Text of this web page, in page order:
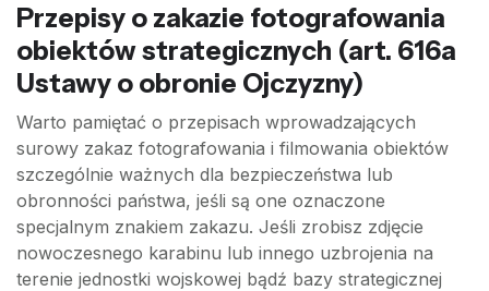
Przepisy o zakazie fotografowania
obiektów strategicznych (art. 616a
Ustawy o obronie Ojczyzny)
Warto pamiętać o przepisach wprowadzających
surowy zakaz fotografowania i filmowania obiektów
szczególnie ważnych dla bezpieczeństwa lub
obronności państwa, jeśli są one oznaczone
specjalnym znakiem zakazu. Jeśli zrobisz zdjęcie
nowoczesnego karabinu lub innego uzbrojenia na
terenie jednostki wojskowej bądź bazy strategicznej